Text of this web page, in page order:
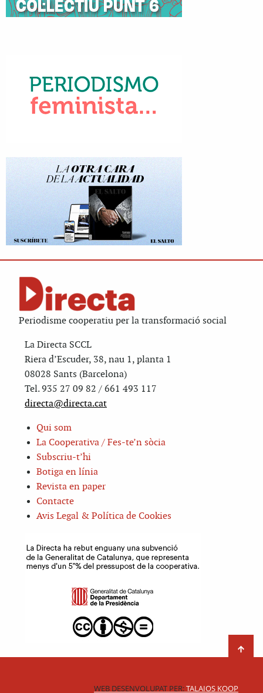
Periodisme cooperatiu per la transformació social
La Directa SCCL
Riera d’Escuder, 38, nau 1, planta 1
08028 Sants (Barcelona)
Tel. 935 27 09 82 / 661 493 117
directa@directa.cat
Qui som
La Cooperativa / Fes-te’n sòcia
Subscriu-t’hi
Botiga en línia
Revista en paper
Contacte
Avis Legal & Política de Cookies
WEB DESENVOLUPAT PER:TALAIOS KOOP